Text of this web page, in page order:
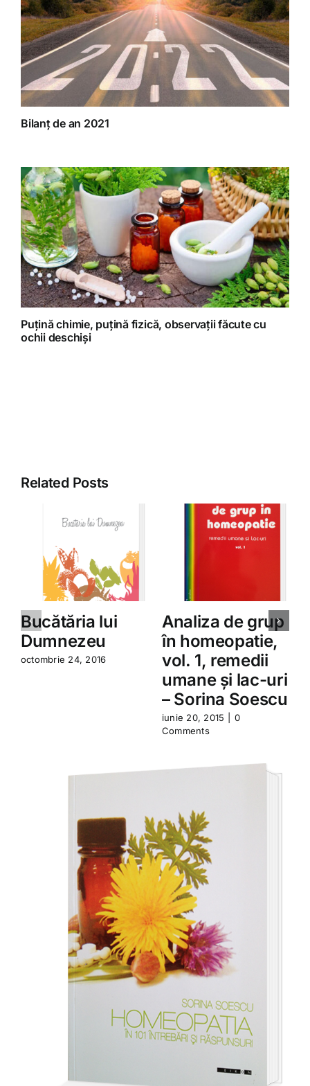
Bilanț de an 2021
Puțină chimie, puțină fizică, observații făcute cu
ochii deschiși
Related Posts
Bucătăria lui
Dumnezeu
octombrie 24, 2016
Analiza de grup
în homeopatie,
vol. 1, remedii
umane şi lac-uri
– Sorina Soescu
iunie 20, 2015
0
Comments